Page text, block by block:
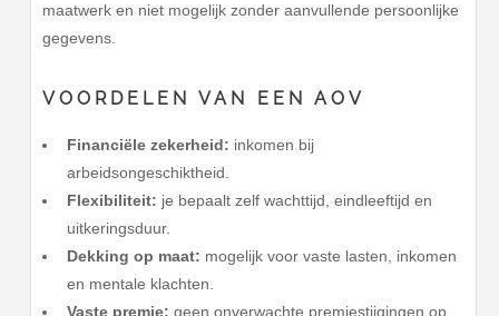
maatwerk en niet mogelijk zonder aanvullende persoonlijke
gegevens.
VOORDELEN VAN EEN AOV
Financiële zekerheid: inkomen bij
arbeidsongeschiktheid.
Flexibiliteit: je bepaalt zelf wachttijd, eindleeftijd en
uitkeringsduur.
Dekking op maat: mogelijk voor vaste lasten, inkomen
en mentale klachten.
Vaste premie: geen onverwachte premiestijgingen op